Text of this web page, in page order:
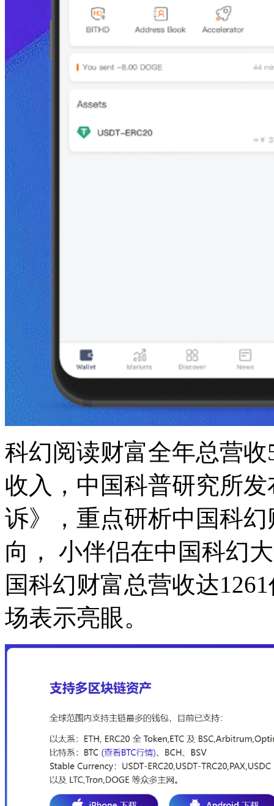
科幻阅读财富全年总营
收入，中国科普研究所
诉》，重点研析中国科
向， 小伴侣在中国科幻
国科幻财富总营收达
场表示亮眼。